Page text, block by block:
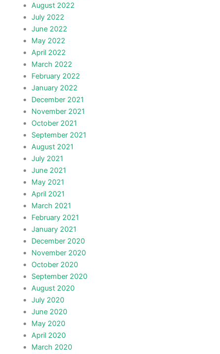
August 2022
July 2022
June 2022
May 2022
April 2022
March 2022
February 2022
January 2022
December 2021
November 2021
October 2021
September 2021
August 2021
July 2021
June 2021
May 2021
April 2021
March 2021
February 2021
January 2021
December 2020
November 2020
October 2020
September 2020
August 2020
July 2020
June 2020
May 2020
April 2020
March 2020